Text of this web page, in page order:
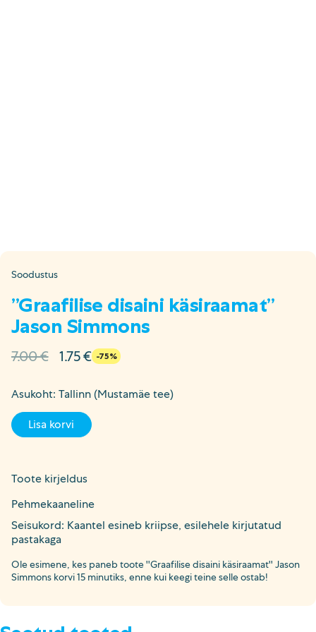
Soodustus
”Graafilise disaini käsiraamat”
Jason Simmons
7.00€ Algne
oli:
7.00 €.
1.75€Current
is:
1.75 €.
-75%
Asukoht: Tallinn (Mustamäe tee)
Lisa korvi
Toote kirjeldus
Pehmekaaneline
Seisukord: Kaantel esineb kriipse, esilehele kirjutatud
pastakaga
Ole esimene, kes paneb toote ''Graafilise disaini käsiraamat'' Jason
Simmons korvi 15 minutiks, enne kui keegi teine selle ostab!